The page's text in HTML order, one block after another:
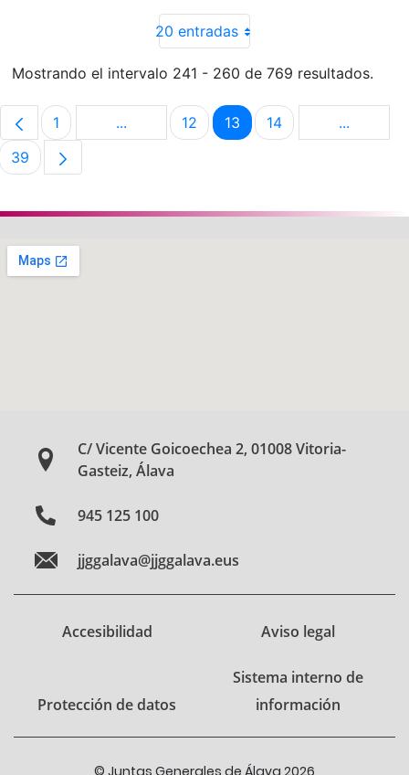
20 entradas
Mostrando el intervalo 241 - 260 de 769 resultados.
Página
1 ...Páginas intermedias Use TAB para
Página
12 Página
13 Página
14 ...Páginas
Página
39
C/ Vicente Goicoechea 2, 01008 Vitoria-
Gasteiz, Álava
945 125 100
jjggalava@jjggalava.eus
Accesibilidad Aviso legal
Protección de datos
Sistema interno de
información